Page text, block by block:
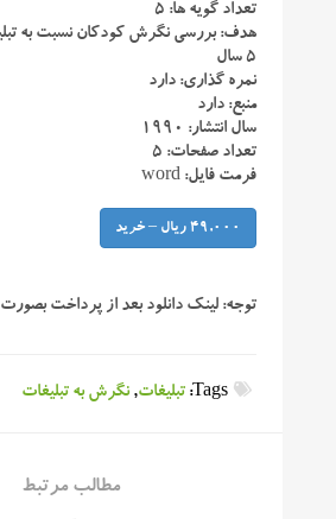
تعداد گویه ها: ۵
۵ سال
نمره گذاری: دارد
منبع: دارد
سال انتشار: ۱۹۹۰
تعداد صفحات: ۵
فرمت فایل: word
49,000 ریال – خرید
توجه: لینک دانلود بعد از پرداخت
Tags: تبلیغات,نگرش به تبلیغات
مطالب مرتبط